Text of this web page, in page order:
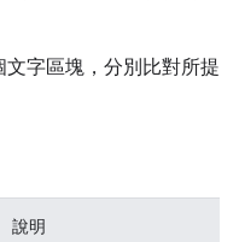
字區塊，分別比對所提
說明